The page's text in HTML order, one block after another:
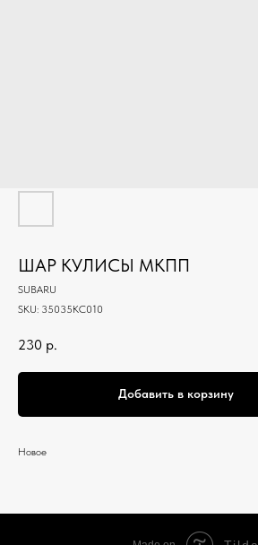
ШАР КУЛИСЫ МКПП
SUBARU
SKU: 35035KC010
230 р.
Добавить в корзину
Новое